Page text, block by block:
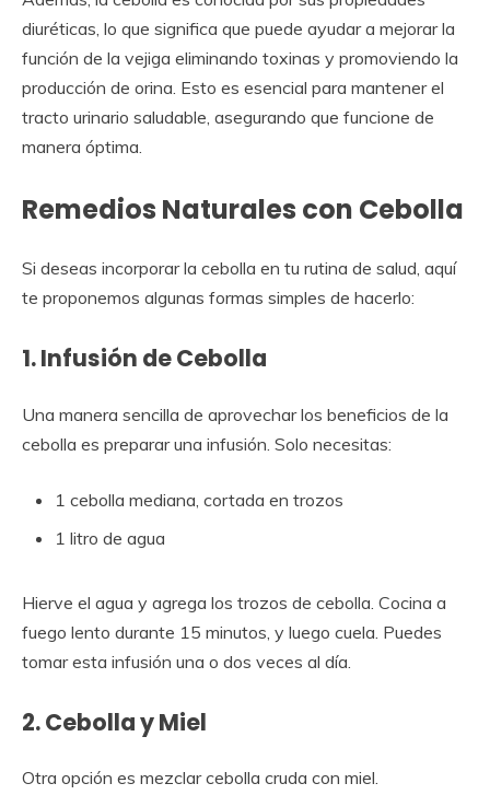
diuréticas, lo que significa que puede ayudar a mejorar la
función de la vejiga eliminando toxinas y promoviendo la
producción de orina. Esto es esencial para mantener el
tracto urinario saludable, asegurando que funcione de
manera óptima.
Remedios Naturales con Cebolla
Si deseas incorporar la cebolla en tu rutina de salud, aquí
te proponemos algunas formas simples de hacerlo:
1. Infusión de Cebolla
Una manera sencilla de aprovechar los beneficios de la
cebolla es preparar una infusión. Solo necesitas:
1 cebolla mediana, cortada en trozos
1 litro de agua
Hierve el agua y agrega los trozos de cebolla. Cocina a
fuego lento durante 15 minutos, y luego cuela. Puedes
tomar esta infusión una o dos veces al día.
2. Cebolla y Miel
Otra opción es mezclar cebolla cruda con miel.